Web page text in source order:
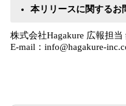
本リリースに関するお
株式会社Hagakure 広報担当
E-mail：info@hagakure-